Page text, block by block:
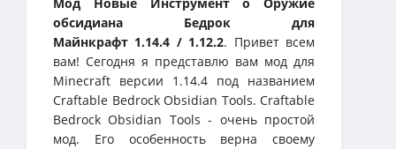
обсидиана Бедрок для
Майнкрафт 1.14.4 / 1.12.2. Привет всем
вам! Сегодня я представлю вам мод для
Minecraft версии 1.14.4 под названием
Craftable Bedrock Obsidian Tools. Craftable
Bedrock Obsidian Tools - очень простой
мод. Его особенность верна своему